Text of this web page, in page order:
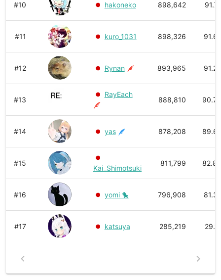
#10 hakoneko 898,642
#11 kuro_1031 898,326
#12 Rynan 893,965
#13
RayEach
888,810
#14 yas 878,208
#15
Kai_Shimotsuki
811,799
#16 yomi 🐤 796,908
#17 katsuya 285,219